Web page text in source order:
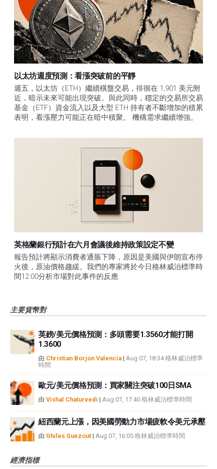
以太坊週度預測：看漲突破前的平靜
週五，以太坊（ETH）繼續橫盤交易，徘徊在 1,901 美元附
近，暗示未來可能出現突破。與此同時，穩定的交易所交易
基金（ETF）資金流入以及大型 ETH 持有者不斷增加的積累
表明，看漲壓力可能正在暗中積聚。 機構需求繼續增強。
英格蘭銀行預計在六月會議後維持政策設定不變
報告預計將顯示消費者通脹下降，原因是美國與伊朗宣布停
火後，原油價格趨緩。我們的專家將於今日格林威治標準時
間12:00分析市場對此事件的反應
主要貨幣對
英鎊/美元價格預測：多頭需要1.3560才能打開
1.3600
由 Christian Borjon Valencia | Aug 07, 18:34 格林威治標準
時間
歐元/美元價格預測：買家關注突破100日SMA
由 Vishal Chaturvedi | Aug 07, 17:40 格林威治標準時間
紐西蘭元上漲，因美國勞動力市場疲軟令美元承壓
由 Ghiles Guezout | Aug 07, 16:05 格林威治標準時間
經濟指標